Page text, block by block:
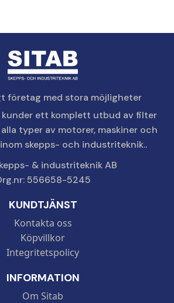
företag med stora möjligheter
kunder ett komplett utbud av filter
typer av motorer, maskiner och
skepps- och industriteknik..
& industriteknik AB
556658-5245
KUNDTJÄNST
Kontakta oss
Köpvillkor
Integritetspolicy
INFORMATION
Om Sitab